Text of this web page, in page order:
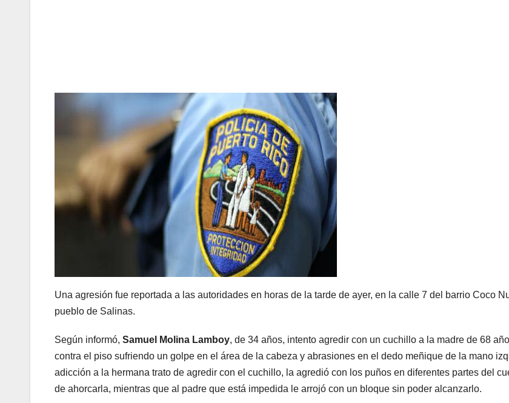
Una agresión fue reportada a las autoridades en horas de la tarde de ayer, en la calle 7 del barrio Coco
pueblo de Salinas.
Según informó, Samuel Molina Lamboy, de 34 años, intento agredir con un cuchillo a la madre de 68
contra el piso sufriendo un golpe en el área de la cabeza y abrasiones en el dedo meñique de la mano
adicción a la hermana trato de agredir con el cuchillo, la agredió con los puños en diferentes partes del
de ahorcarla, mientras que al padre que está impedida le arrojó con un bloque sin poder alcanzarlo.